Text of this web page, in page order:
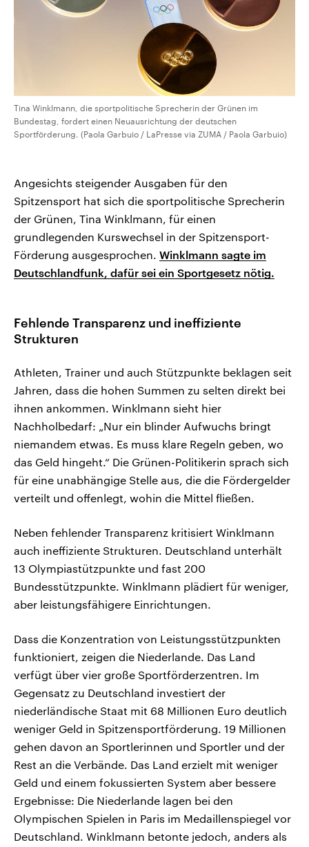
Tina Winklmann, die sportpolitische Sprecherin der Grünen im
Bundestag, fordert einen Neuausrichtung der deutschen
Sportförderung. (Paola Garbuio / LaPresse via ZUMA / Paola Garbuio)
Angesichts steigender Ausgaben für den
Spitzensport hat sich die sportpolitische Sprecherin
der Grünen, Tina Winklmann, für einen
grundlegenden Kurswechsel in der Spitzensport-
Förderung ausgesprochen. Winklmann sagte im
Deutschlandfunk, dafür sei ein Sportgesetz nötig.
Fehlende Transparenz und ineffiziente
Strukturen
Athleten, Trainer und auch Stützpunkte beklagen seit
Jahren, dass die hohen Summen zu selten direkt bei
ihnen ankommen. Winklmann sieht hier
Nachholbedarf: „Nur ein blinder Aufwuchs bringt
niemandem etwas. Es muss klare Regeln geben, wo
das Geld hingeht.“ Die Grünen-Politikerin sprach sich
für eine unabhängige Stelle aus, die die Fördergelder
verteilt und offenlegt, wohin die Mittel fließen.
Neben fehlender Transparenz kritisiert Winklmann
auch ineffiziente Strukturen. Deutschland unterhält
13 Olympiastützpunkte und fast 200
Bundesstützpunkte. Winklmann plädiert für weniger,
aber leistungsfähigere Einrichtungen.
Dass die Konzentration von Leistungsstützpunkten
funktioniert, zeigen die Niederlande. Das Land
verfügt über vier große Sportförderzentren. Im
Gegensatz zu Deutschland investiert der
niederländische Staat mit 68 Millionen Euro deutlich
weniger Geld in Spitzensportförderung. 19 Millionen
gehen davon an Sportlerinnen und Sportler und der
Rest an die Verbände. Das Land erzielt mit weniger
Geld und einem fokussierten System aber bessere
Ergebnisse: Die Niederlande lagen bei den
Olympischen Spielen in Paris im Medaillenspiegel vor
Deutschland. Winklmann betonte jedoch, anders als